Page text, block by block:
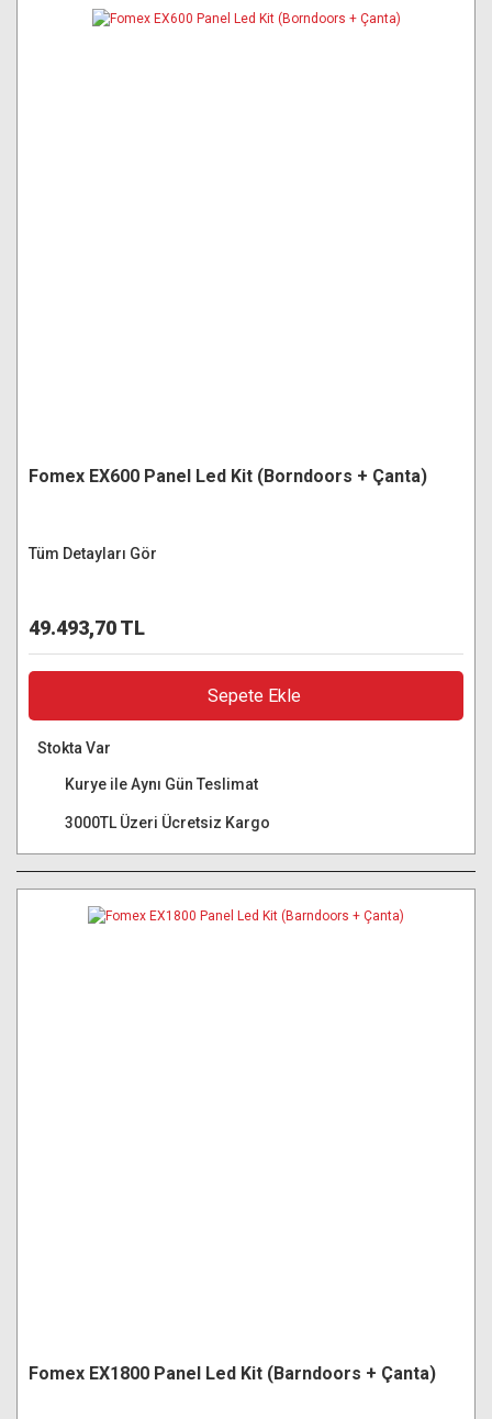
Fomex EX600 Panel Led Kit (Borndoors + Çanta)
Tüm Detayları Gör
49.493,70 TL
Sepete Ekle
Stokta Var
Kurye ile Aynı Gün Teslimat
3000TL Üzeri Ücretsiz Kargo
Fomex EX1800 Panel Led Kit (Barndoors + Çanta)